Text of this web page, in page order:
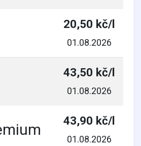
20,50 kč/l
01.08.2026
43,50 kč/l
01.08.2026
43,90 kč/l
01.08.2026